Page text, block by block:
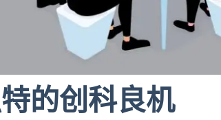
的创科良机